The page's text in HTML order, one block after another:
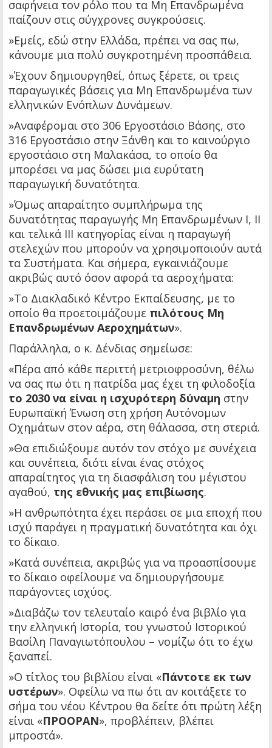
σαφήνεια τον ρόλο που τα Μη Επανδρωμένα
παίζουν στις σύγχρονες συγκρούσεις.
»Εμείς, εδώ στην Ελλάδα, πρέπει να σας πω,
κάνουμε μια πολύ συγκροτημένη προσπάθεια.
»Έχουν δημιουργηθεί, όπως ξέρετε, οι τρεις
παραγωγικές βάσεις για Μη Επανδρωμένα των
ελληνικών Ενόπλων Δυνάμεων.
»Αναφέρομαι στο 306 Εργοστάσιο Βάσης, στο
316 Εργοστάσιο στην Ξάνθη και το καινούργιο
εργοστάσιο στη Μαλακάσα, το οποίο θα
μπορέσει να μας δώσει μια ευρύτατη
παραγωγική δυνατότητα.
»Όμως απαραίτητο συμπλήρωμα της
δυνατότητας παραγωγής Μη Επανδρωμένων Ι, ΙΙ
και τελικά ΙΙΙ κατηγορίας είναι η παραγωγή
στελεχών που μπορούν να χρησιμοποιούν αυτά
τα Συστήματα. Και σήμερα, εγκαινιάζουμε
ακριβώς αυτό όσον αφορά τα αεροχήματα:
»Το Διακλαδικό Κέντρο Εκπαίδευσης, με το
οποίο θα προετοιμάζουμε πιλότους Μη
Επανδρωμένων Αεροχημάτων».
Παράλληλα, ο κ. Δένδιας σημείωσε:
«Πέρα από κάθε περιττή μετριοφροσύνη, θέλω
να σας πω ότι η πατρίδα μας έχει τη φιλοδοξία
το 2030 να είναι η ισχυρότερη δύναμη στην
Ευρωπαϊκή Ένωση στη χρήση Αυτόνομων
Οχημάτων στον αέρα, στη θάλασσα, στη στεριά.
»Θα επιδιώξουμε αυτόν τον στόχο με συνέχεια
και συνέπεια, διότι είναι ένας στόχος
απαραίτητος για τη διασφάλιση του μέγιστου
αγαθού, της εθνικής μας επιβίωσης.
»Η ανθρωπότητα έχει περάσει σε μια εποχή που
ισχύ παράγει η πραγματική δυνατότητα και όχι
το δίκαιο.
»Κατά συνέπεια, ακριβώς για να προασπίσουμε
το δίκαιο οφείλουμε να δημιουργήσουμε
παράγοντες ισχύος.
»Διαβάζω τον τελευταίο καιρό ένα βιβλίο για
την ελληνική Ιστορία, του γνωστού Ιστορικού
Βασίλη Παναγιωτόπουλου – νομίζω ότι το έχω
ξαναπεί.
»Ο τίτλος του βιβλίου είναι «Πάντοτε εκ των
υστέρων». Οφείλω να πω ότι αν κοιτάξετε το
σήμα του νέου Κέντρου θα δείτε ότι πρώτη λέξη
είναι «ΠΡΟΟΡΑΝ», προβλέπειν, βλέπει
μπροστά».